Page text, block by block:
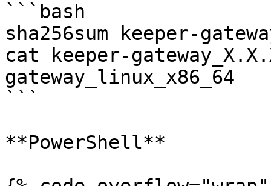
```bash
sha256sum keeper-
cat keeper-
gateway_linux_x86_64
```
**PowerShell**